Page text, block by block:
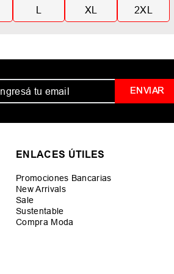
L XL 2XL
ENVIAR
ENLACES ÚTILES
Promociones Bancarias
New Arrivals
Sale
Sustentable
Compra Moda